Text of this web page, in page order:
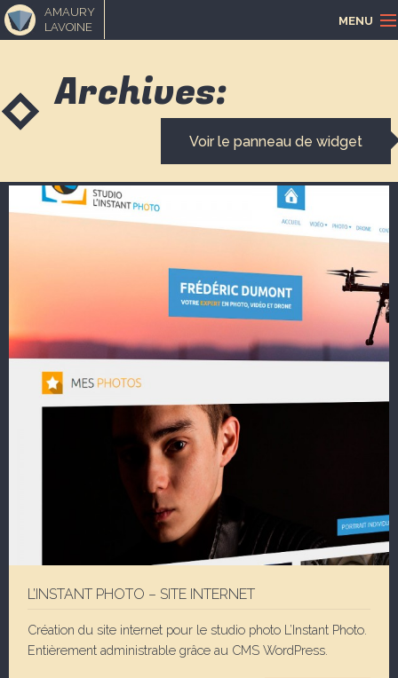
AMAURY
LAVOINE
MENU
PORTFOLIO
MUSIQUE
Archives:
Voir le panneau de widget
L’INSTANT PHOTO – SITE INTERNET
Création du site internet pour le studio photo L’Instant Photo.
Entièrement administrable grâce au CMS WordPress.